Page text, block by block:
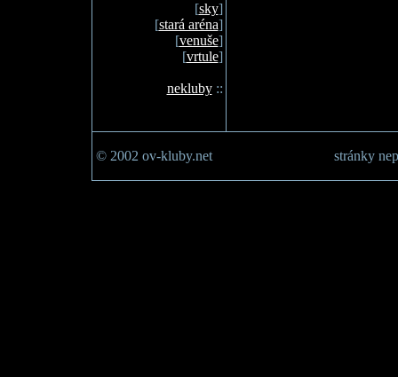
[sky]
[stará aréna]
[venuše]
[vrtule]
nekluby::
© 2002 ov-kluby.net stránky